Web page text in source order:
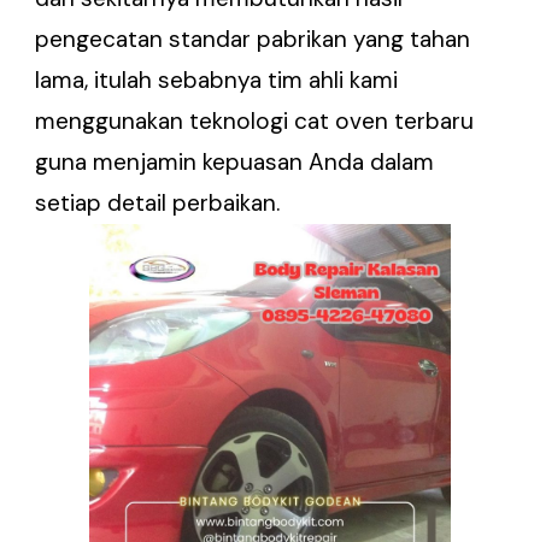
pengecatan standar pabrikan yang tahan
lama, itulah sebabnya tim ahli kami
menggunakan teknologi cat oven terbaru
guna menjamin kepuasan Anda dalam
setiap detail perbaikan.